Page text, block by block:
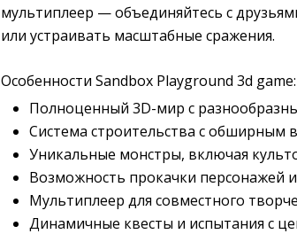
мультиплеер — объединяйтесь с
или устраивать масштабные сражения.
Особенности Sandbox Playground 3d game:
Полноценный 3D-мир с
Система строительства с обширным
Уникальные монстры, включая
Возможность прокачки персонажей
Мультиплеер для совместного
Динамичные квесты и испытания с